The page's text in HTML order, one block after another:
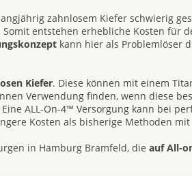
zahnlosem Kiefer schwierig
entstehen erhebliche Kosten für
kann hier als Problemlöser
Kiefer. Diese können mit einem
Verwendung finden, wenn diese
ALL-On-4™ Versorgung kann bei
Kosten als bisherige Methoden
in Hamburg Bramfeld, die auf All-